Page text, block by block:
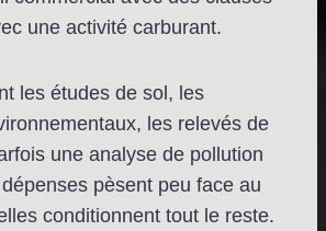
une activité carburant.
les études de sol, les
les relevés de
une analyse de pollution
pèsent peu face au
conditionnent tout le reste.